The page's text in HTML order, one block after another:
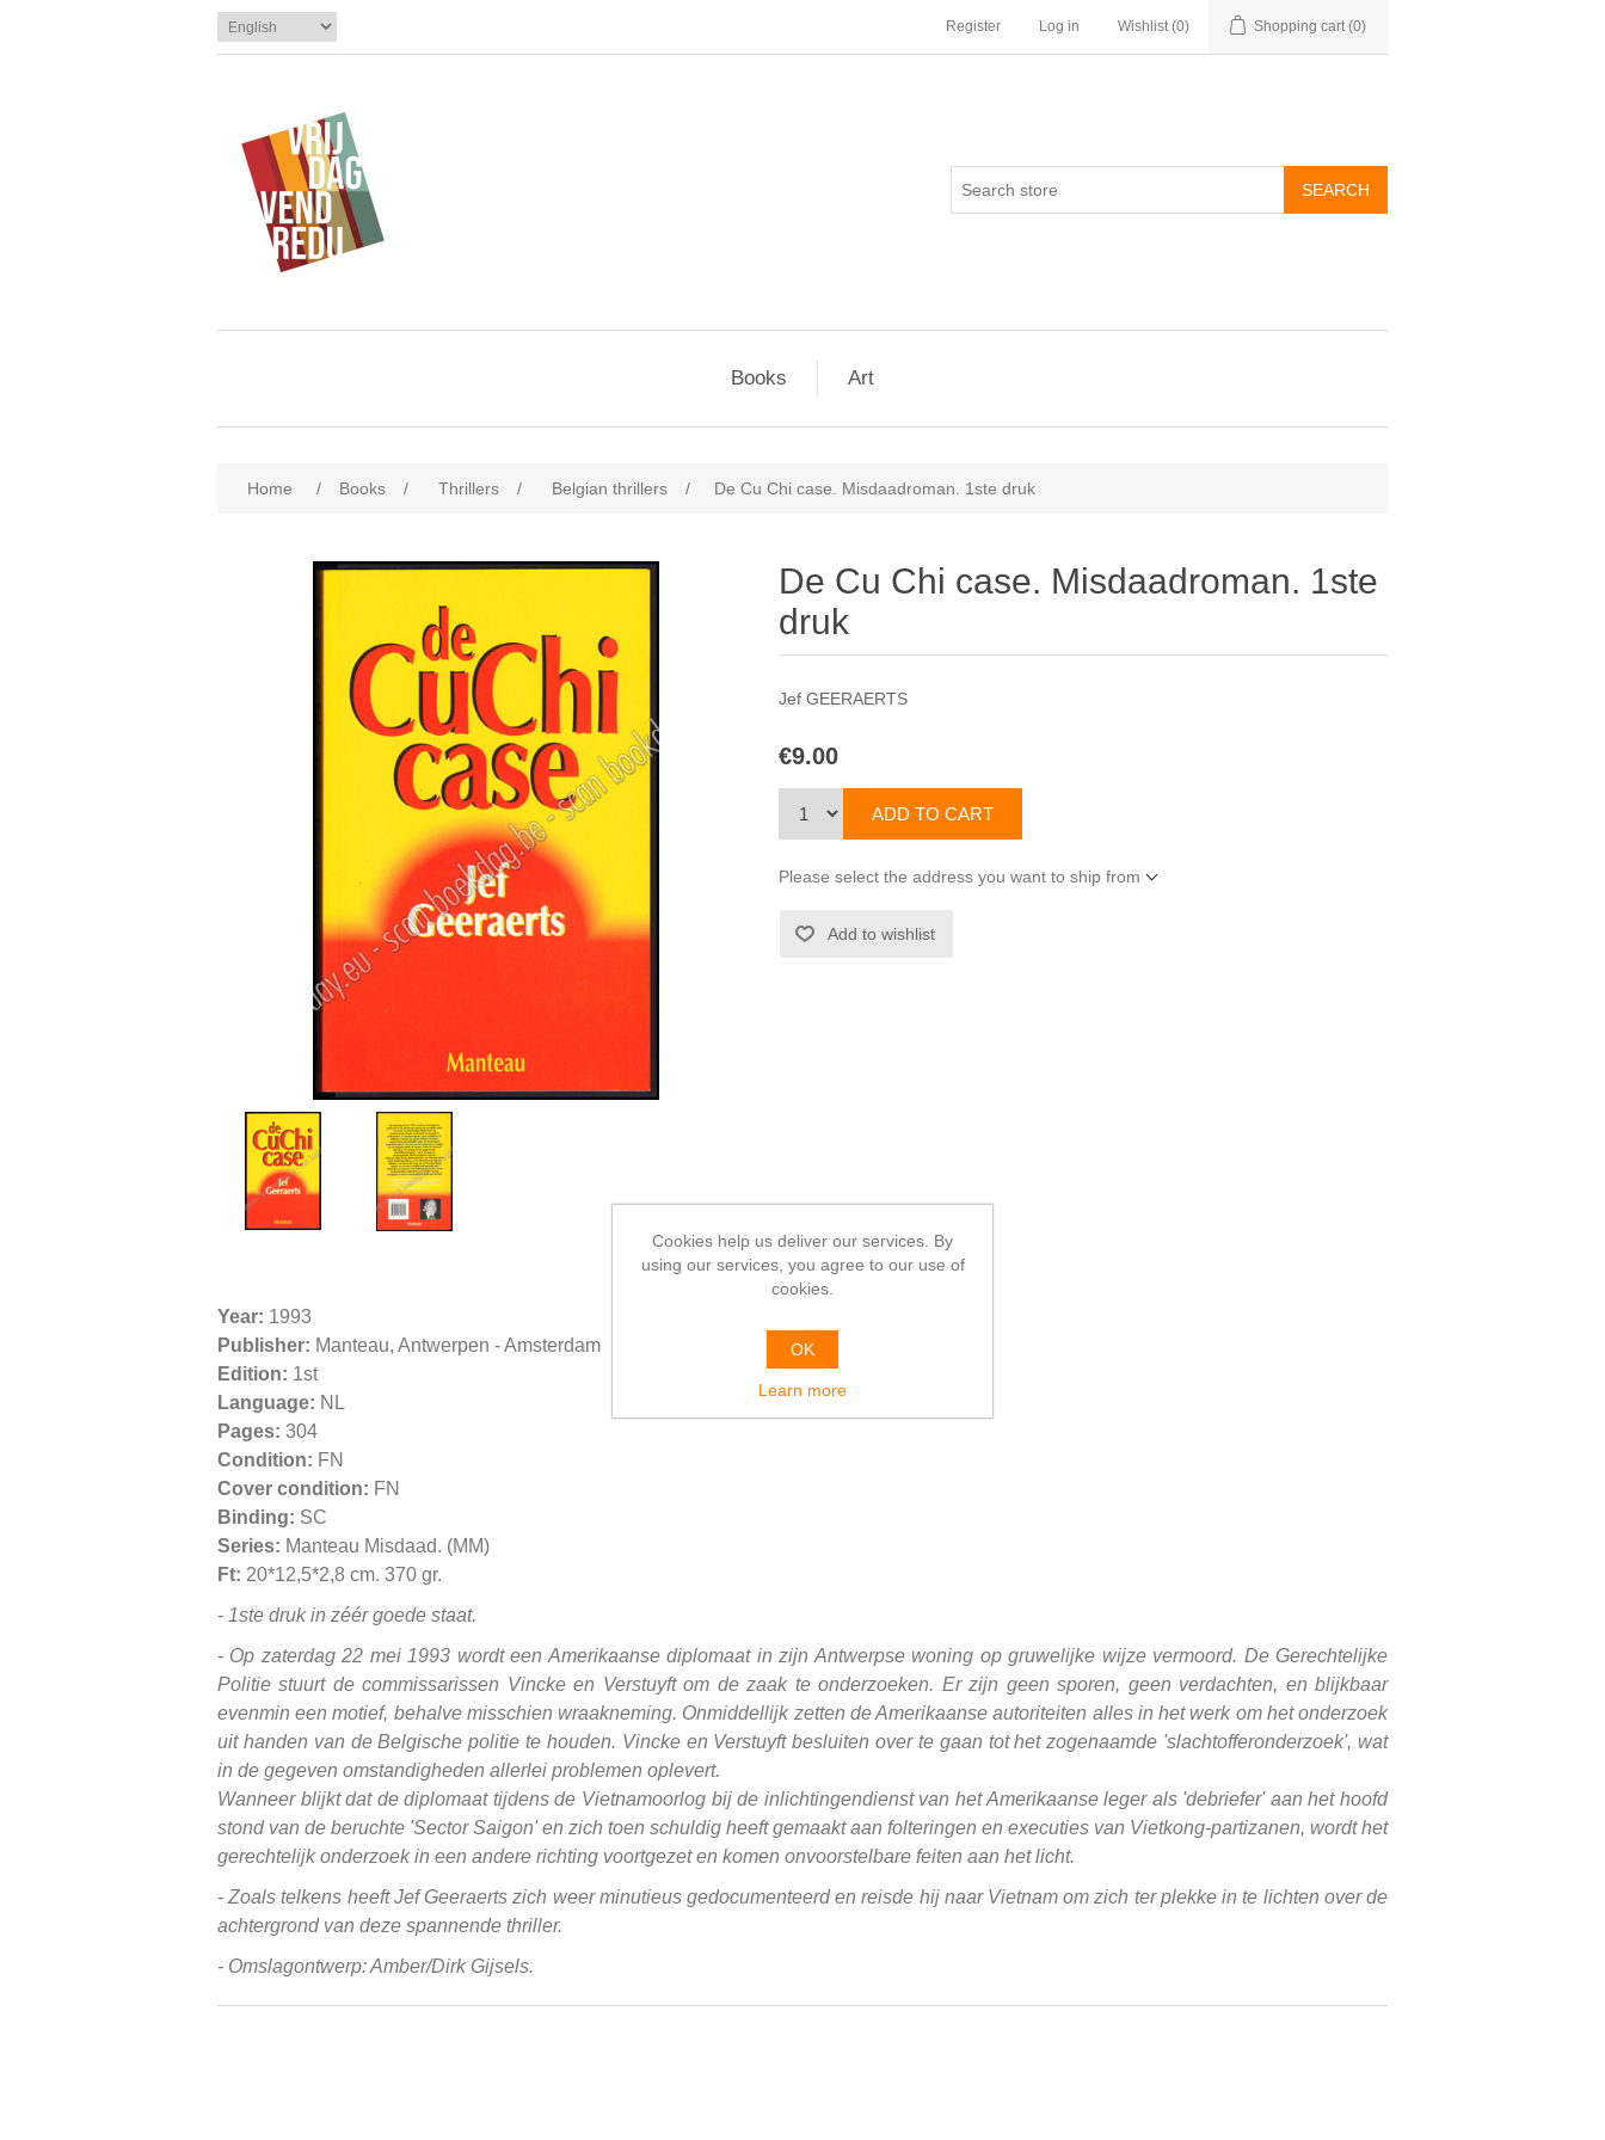
Register Log in Wishlist (0) Shopping cart (0)
Books Art
Home / Books / Thrillers / Belgian thrillers / De Cu Chi case. Misdaadroman. 1ste druk
De Cu Chi case. Misdaadroman. 1ste
druk
Jef GEERAERTS
€9.00
Please select the address you want to ship from
Year: 1993
Publisher: Manteau, Antwerpen - Amsterdam
Edition: 1st
Language: NL
Pages: 304
Condition: FN
Cover condition: FN
Binding: SC
Series: Manteau Misdaad. (MM)
Ft: 20*12,5*2,8 cm. 370 gr.
- 1ste druk in zéér goede staat.
- Op zaterdag 22 mei 1993 wordt een Amerikaanse diplomaat in zijn Antwerpse woning op gruwelijke wijze vermoord. De Gerechtelijke
Politie stuurt de commissarissen Vincke en Verstuyft om de zaak te onderzoeken. Er zijn geen sporen, geen verdachten, en blijkbaar
evenmin een motief, behalve misschien wraakneming. Onmiddellijk zetten de Amerikaanse autoriteiten alles in het werk om het onderzoek
uit handen van de Belgische politie te houden. Vincke en Verstuyft besluiten over te gaan tot het zogenaamde 'slachtofferonderzoek', wat
in de gegeven omstandigheden allerlei problemen oplevert.
Wanneer blijkt dat de diplomaat tijdens de Vietnamoorlog bij de inlichtingendienst van het Amerikaanse leger als 'debriefer' aan het hoofd
stond van de beruchte 'Sector Saigon' en zich toen schuldig heeft gemaakt aan folteringen en executies van Vietkong-partizanen, wordt het
gerechtelijk onderzoek in een andere richting voortgezet en komen onvoorstelbare feiten aan het licht.
- Zoals telkens heeft Jef Geeraerts zich weer minutieus gedocumenteerd en reisde hij naar Vietnam om zich ter plekke in te lichten over de
achtergrond van deze spannende thriller.
- Omslagontwerp: Amber/Dirk Gijsels.
Cookies help us deliver our services. By
using our services, you agree to our use of
cookies.
OK
Learn more